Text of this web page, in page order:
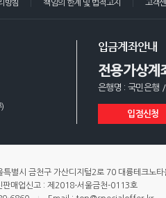
방침 책임의 한계 및 법적고지 고객
입금계좌안내
전용가상계
은행명 : 국민은행
입점신청
특별시 금천구 가산디지털2로 70 대륭테크노
판매업신고 : 제2018-서울금천-0113호